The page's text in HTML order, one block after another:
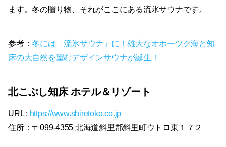
ます。冬の贈り物、それがここにある流氷サウナです。
参考：冬には「流氷サウナ」に！雄大なオホーツク海と知
床の大自然を望むデザインサウナが誕生！
北こぶし知床 ホテル＆リゾート
URL : https://www.shiretoko.co.jp
住所：〒099-4355 北海道斜里郡斜里町ウトロ東１７２